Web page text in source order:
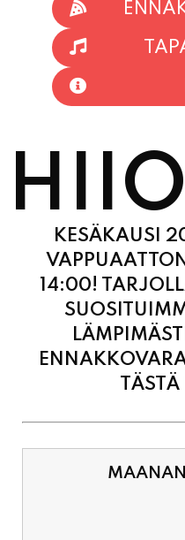
KESÄKAUSI
14:00!
TÄSTÄ